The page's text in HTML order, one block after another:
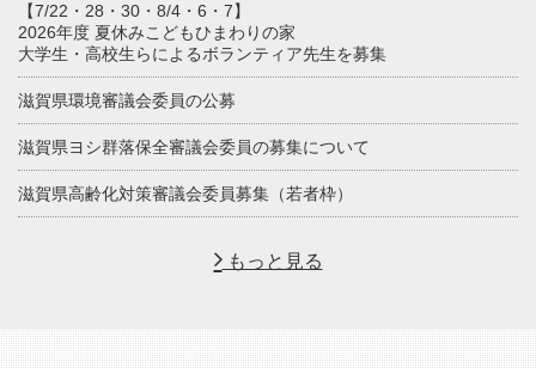
【7/22・28・30・8/4・6・7】
2026年度 夏休みこどもひまわりの家
大学生・高校生らによるボランティア先生を募集
滋賀県環境審議会委員の公募
滋賀県ヨシ群落保全審議会委員の募集について
滋賀県高齢化対策審議会委員募集（若者枠）
もっと見る